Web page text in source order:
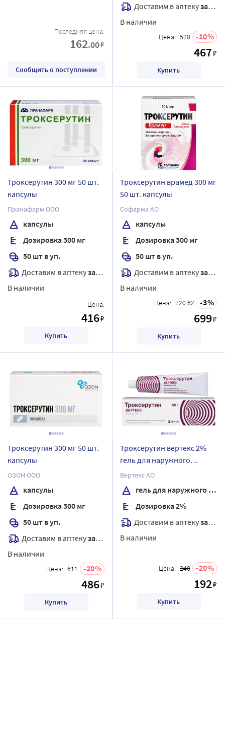
Последняя цена:
162.00₽
Сообщить о поступлении
Доставим в аптекузавтра
В наличии
Цена: 520 10
467₽
Купить
Троксерутин 300 мг 50 шт.
капсулы
Пранафарм ООО
капсулы
Дозировка 300 мг
50 шт в уп.
Доставим в аптекузавтра
В наличии
Цена:
416₽
Купить
Троксерутин врамед 300 мг
50 шт. капсулы
Софарма АО
капсулы
Дозировка 300 мг
50 шт в уп.
Доставим в аптекузавтра
В наличии
Цена: 720.62 3
699₽
Купить
Троксерутин 300 мг 50 шт.
капсулы
ОЗОН ООО
капсулы
Дозировка 300 мг
50 шт в уп.
Доставим в аптекузавтра
В наличии
Цена: 611 20
486₽
Купить
Троксерутин вертекс 2%
гель для наружного
применения 50 гр
Вертекс АО
гель для наружного применения
Дозировка 2%
Доставим в аптекузавтра
В наличии
Цена: 240 20
192₽
Купить